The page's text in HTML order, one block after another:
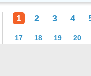
1 2 3 4
17 18 19 20